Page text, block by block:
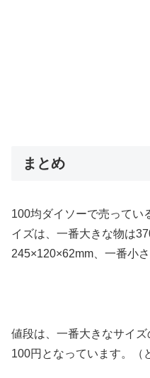
まとめ
100均ダイソーで売ってい
イズは、一番大きな物は
245×120×62mm、一番小
値段は、一番大きなサイ
100円となっています。（